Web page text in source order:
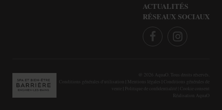
ACTUALITÉS
RÉSEAUX SOCIAUX
2026
AquaO. Tous droits réservés.
Conditions générales d'utilisation
Mentions légales
Conditions générales de
vente
Politique de confidentialité
Cookie consent
Réalisation
AquaO